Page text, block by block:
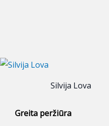
Silvija Lova
Greita peržiūra